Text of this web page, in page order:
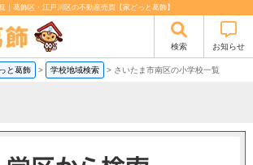
｜葛飾区・江戸川区の不動産売買【家どっと葛飾】
検索 お知らせ
と葛飾 > 学校地域検索 > さいたま市南区の小学校一覧